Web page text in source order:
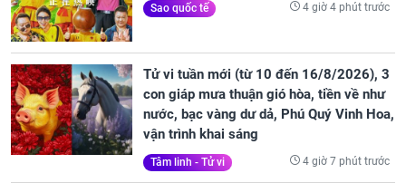
Sao quốc tế 4 giờ 4 phút trước
Tử vi tuần mới (từ 10 đến 16/8/2026), 3
con giáp mưa thuận gió hòa, tiền về như
nước, bạc vàng dư dả, Phú Quý Vinh Hoa,
vận trình khai sáng
Tâm linh - Tử vi 4 giờ 7 phút trước